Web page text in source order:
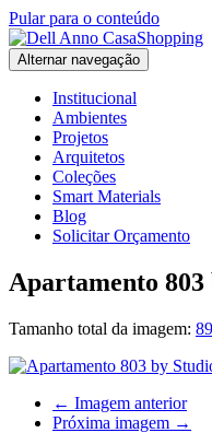
Pular para o conteúdo
Alternar navegação
Institucional
Ambientes
Projetos
Arquitetos
Coleções
Smart Materials
Blog
Solicitar Orçamento
Apartamento
Tamanho total da imagem:
← Imagem anterior
Próxima imagem →